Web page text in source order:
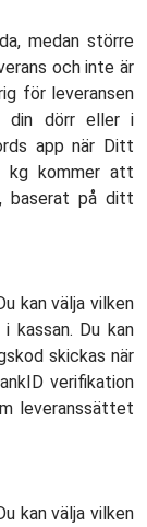
medan större
och inte är
för leveransen
din dörr eller i
app när Ditt
kg kommer att
baserat på ditt
kan välja vilken
kassan. Du kan
skickas när
verifikation
leveranssättet
kan välja vilken